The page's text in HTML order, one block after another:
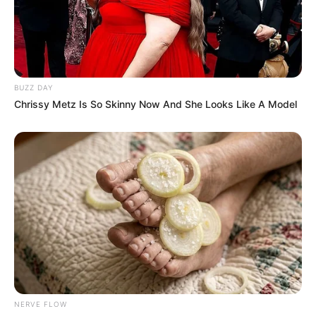
Kaiserdome ist, besitzt auch das im 11.
und 12. Jahrhundert auf den Grundmauern eines
römischen Forums errichtete Bauwerk ein
beeindruckendes Aussehen.
Im ehemaligen Andreasstift mit seinen
romanischen Bauteilen werden in einer
Ausstellung die Vor- und Frühgeschichte,
die Römerzeit und die mittelalterliche Stadtgeschichte von
Worms präsentiert. Außerdem können in der historischen
Stadt dieKunstsammlung im Heylshof
, das
Nibelungenmuseumund dasRaschi-Haus
mit der
Geschichte der Wormser Juden besichtigt werden.
Bad Ems
Gepflegte Kur- und Parkanlagen, die
BUZZ DAY
Chrissy Metz Is So Skinny Now And She Looks Like A Model
NERVE FLOW